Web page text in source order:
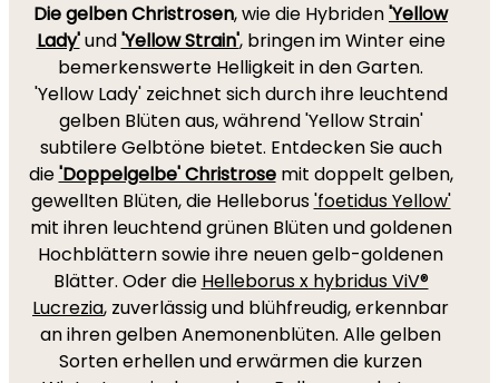
Die gelben Christrosen, wie die Hybriden'Yellow
Lady'und'Yellow Strain', bringen im Winter eine
bemerkenswerte Helligkeit in den Garten.
'Yellow Lady' zeichnet sich durch ihre leuchtend
gelben Blüten aus, während 'Yellow Strain'
subtilere Gelbtöne bietet. Entdecken Sie auch
die'Doppelgelbe' Christrosemit doppelt gelben,
gewellten Blüten, die Helleborus'foetidus Yellow'
mit ihren leuchtend grünen Blüten und goldenen
Hochblättern sowie ihre neuen gelb-goldenen
Blätter. Oder die Helleborus x hybridus ViV®
Lucrezia, zuverlässig und blühfreudig, erkennbar
an ihren gelben Anemonenblüten. Alle gelben
Sorten erhellen und erwärmen die kurzen